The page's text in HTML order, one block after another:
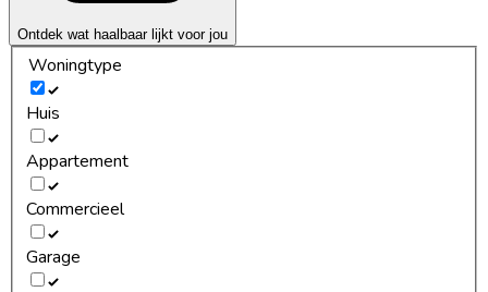
Ontdek wat haalbaar lijkt voor jou
Woningtype
Huis
Appartement
Commercieel
Garage